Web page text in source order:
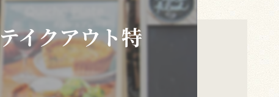
キッシュ
イクアウト特